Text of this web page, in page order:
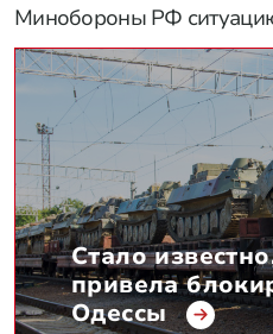
Минобороны РФ
Стало
привела
Одессы